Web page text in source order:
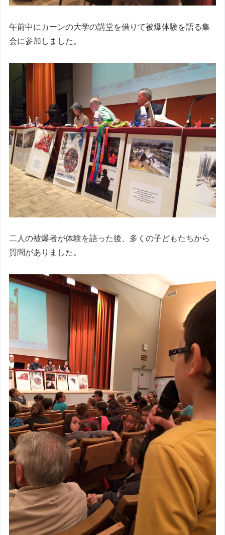
午前中にカーンの大学の講堂を借りて被爆体験を語る集
会に参加しました。
二人の被爆者が体験を語った後、多くの子どもたちから
質問がありました。